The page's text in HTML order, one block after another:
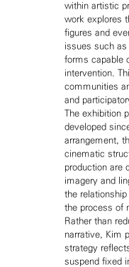
within artistic
work explores
figures and
issues such
forms capable
intervention.
communities
and
The exhibition
developed
arrangement,
cinematic
production are
imagery and
the
the process of
Rather than
narrative, Kim
strategy
suspend fixed